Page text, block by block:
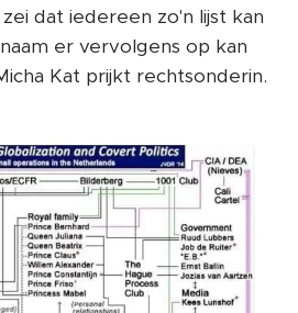
dat iedereen zo'n lijst kan
er vervolgens op kan
Kat prijkt rechtsonderin.